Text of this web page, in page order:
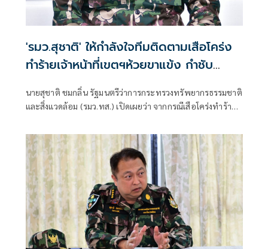
'รมว.สุชาติ' ให้กำลังใจทีมติดตามเสือโคร่ง
ทำร้ายเจ้าหน้าที่เขตฯห้วยขาแข้ง กำชับ
ระมัดระวังความปลอดภัยขั้นสูงสุด หลัง
กรมอุทยานฯ แถลงความคืบหน้ากรณีเจ้า
นายสุชาติ ชมกลิ่น รัฐมนตรีว่าการกระทรวงทรัพยากรธรรมชาติ
และสิ่งแวดล้อม (รมว.ทส.) เปิดเผยว่า จากกรณีเสือโคร่งทำร้าย
ตนได้ติดตามสถานการณ์ดังกล่าวอย่างใกล้ชิด พร้อมแสดงความ
ห่วงใยต่อเจ้าหน้าที่ผู้ปฏิบัติงานในพื้นที่ และได้กำชับให้หน่วย
งานยกระดับมาตรการความปลอดภัยขั้นสูงสุดในการปฏิบัติ
ภารกิจเพื่อความปลอดภัยของผู้ปฏิบัติงาน